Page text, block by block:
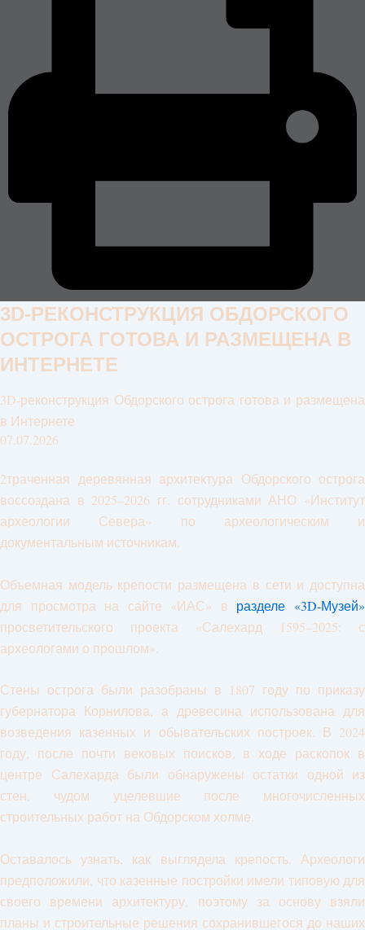
3D-РЕКОНСТРУКЦИЯ ОБДОРСКОГО
ОСТРОГА ГОТОВА И РАЗМЕЩЕНА В
ИНТЕРНЕТЕ
3D-реконструкция Обдорского острога готова и размещена
в Интернете
07.07.2026
2траченная деревянная архитектура Обдорского острога
воссоздана в 2025–2026 гг. сотрудниками АНО «Институт
археологии Севера» по археологическим и
документальным источникам.
Объемная модель крепости размещена в сети и доступна
для просмотра на сайте «ИАС» в разделе «3D-Музей»
просветительского проекта «Салехард 1595–2025: с
археологами о прошлом».
Стены острога были разобраны в 1807 году по приказу
губернатора Корнилова, а древесина использована для
возведения казенных и обывательских построек. В 2024
году, после почти вековых поисков, в ходе раскопок в
центре Салехарда были обнаружены остатки одной из
стен, чудом уцелевшие после многочисленных
строительных работ на Обдорском холме.
Оставалось узнать, как выглядела крепость. Археологи
предположили, что казенные постройки имели типовую для
своего времени архитектуру, поэтому за основу взяли
планы и строительные решения сохранившегося до наших